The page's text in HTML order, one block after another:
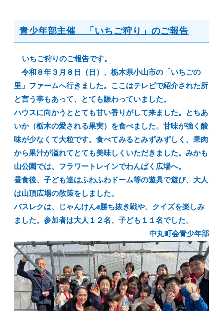
青少年部主催 「いちご狩り」のご報告
いちご狩りのご報告です。
令和８年３月８日（日）、栃木県小山市の「いちごの
里」ファームへ行きました。ここはテレビで紹介された所
と言う事もあって、とても賑わっていました。
ハウスに向かうととても甘い香りがして来ました。とちあ
いか（栃木の愛される果実）を食べました。甘味が強く酸
味が少なくて大粒です。食べてみるとみずみずしく、果肉
から果汁が溢れてとても美味しくいただきました。みかも
山公園では、フラワートレインでわんぱく広場へ。
昼食後、子ども達はふわふわドーム等の遊具で遊び、大人
は山頂広場の散策をしました。
バスレクは、じゃんけん✊勝ち抜き戦や、クイズを楽しみ
ました。参加者は大人１２名、子ども１１名でした。
中丸町会青少年部